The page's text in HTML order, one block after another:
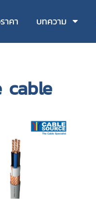
าคา บทความ
cable